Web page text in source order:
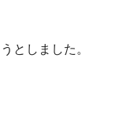
としました。